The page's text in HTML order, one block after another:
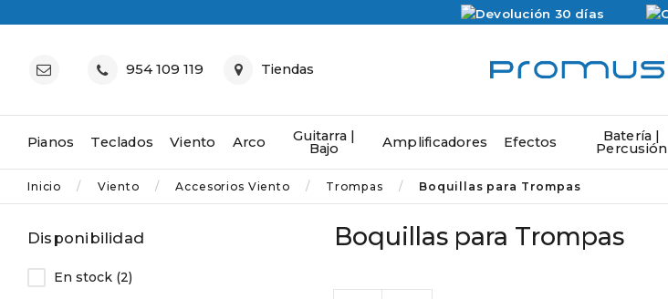
954 109 119 Tiendas
Pianos Teclados Viento Arco Guitarra |
Bajo Amplificadores Efectos Batería |
Percusión
Inicio Viento Accesorios Viento Trompas Boquillas para Trompas
Boquillas para Trompas
Disponibilidad
En stock (2)